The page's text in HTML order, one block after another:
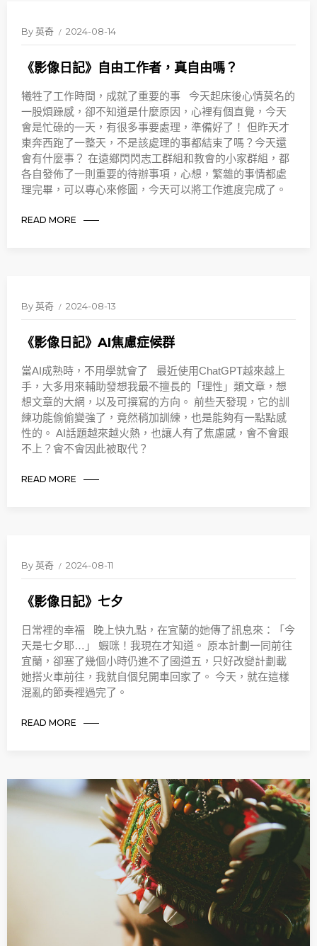
By英奇 2024-08-14
《影像日記》自由工作者，真自由嗎？
犧牲了工作時間，成就了重要的事 今天起床後心情莫名的
一股煩躁感，卻不知道是什麼原因，心裡有個直覺，今天
會是忙碌的一天，有很多事要處理，準備好了！ 但昨天才
東奔西跑了一整天，不是該處理的事都結束了嗎？今天還
會有什麼事？ 在遠鄉閃閃志工群組和教會的小家群組，都
各自發佈了一則重要的待辦事項，心想，繁雜的事情都處
理完畢，可以專心來修圖，今天可以將工作進度完成了。
READ MORE
By英奇 2024-08-13
《影像日記》AI焦慮症候群
當AI成熟時，不用學就會了 最近使用ChatGPT越來越上
手，大多用來輔助發想我最不擅長的「理性」類文章，想
想文章的大網，以及可撰寫的方向。 前些天發現，它的訓
練功能偷偷變強了，竟然稍加訓練，也是能夠有一點點感
性的。 AI話題越來越火熱，也讓人有了焦慮感，會不會跟
不上？會不會因此被取代？
READ MORE
By英奇 2024-08-11
《影像日記》七夕
日常裡的幸福 晚上快九點，在宜蘭的她傳了訊息來：「今
天是七夕耶…」 蝦咪！我現在才知道。 原本計劃一同前往
宜蘭，卻塞了幾個小時仍進不了國道五，只好改變計劃載
她搭火車前往，我就自個兒開車回家了。 今天，就在這樣
混亂的節奏裡過完了。
READ MORE